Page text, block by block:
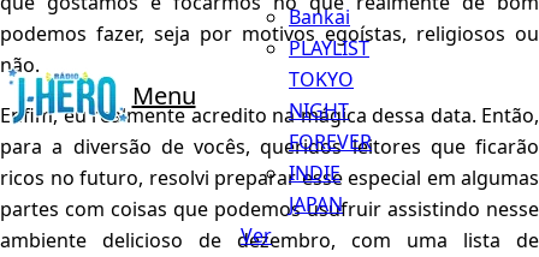
Menu
Bankai
PLAYLIST
TOKYO
NIGHT
FOREVER
INDIE
JAPAN
Ver
podemos fazer, seja por motivos egoístas, religiosos ou
não.
Enfim, eu realmente acredito na mágica dessa data. Então,
para a diversão de vocês, queridos leitores que ficarão
ricos no futuro, resolvi preparar esse especial em algumas
partes com coisas que podemos usufruir assistindo nesse
ambiente delicioso de dezembro, com uma lista de